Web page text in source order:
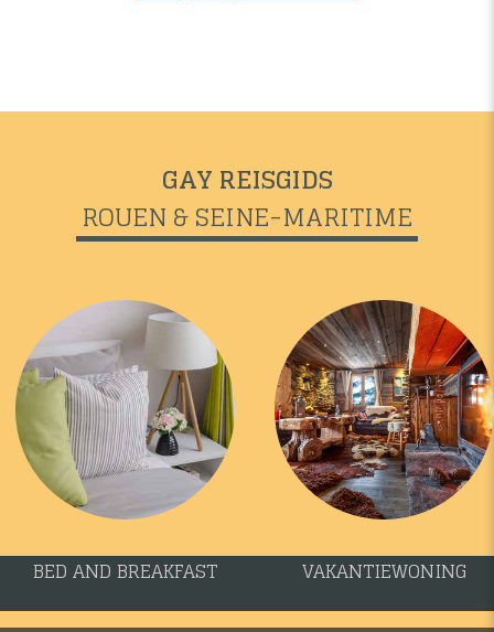
GAY REISGIDS
ROUEN & SEINE-MARITIME
BED AND BREAKFAST VAKANTIEWONING